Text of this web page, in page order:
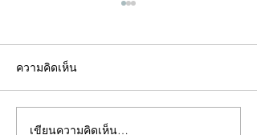
ความคิดเห็น
เขียนความคิดเห็น…